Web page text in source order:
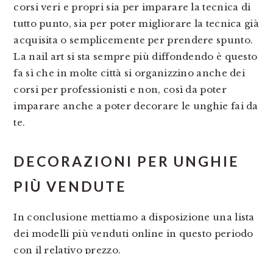
corsi veri e propri sia per imparare la tecnica di
tutto punto, sia per poter migliorare la tecnica già
acquisita o semplicemente per prendere spunto.
La nail art si sta sempre più diffondendo è questo
fa sì che in molte città si organizzino anche dei
corsi per professionisti e non, così da poter
imparare anche a poter decorare le unghie fai da
te.
DECORAZIONI PER UNGHIE
PIÙ VENDUTE
In conclusione mettiamo a disposizione una lista
dei modelli più venduti online in questo periodo
con il relativo prezzo.